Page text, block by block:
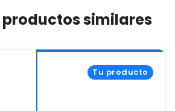
similares
Tu producto